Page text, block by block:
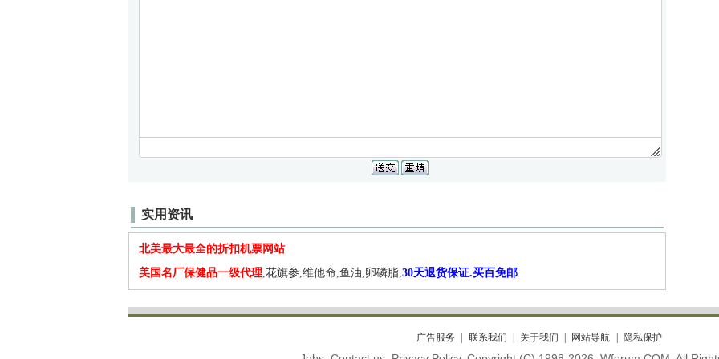
实用资讯
北美最大最全的折扣机票网站
美国名厂保健品一级代理,花旗参,维他命,鱼油,卵磷脂,30天退货保证.买百免邮.
广告服务 联系我们 关于我们 网站导航 隐私保护